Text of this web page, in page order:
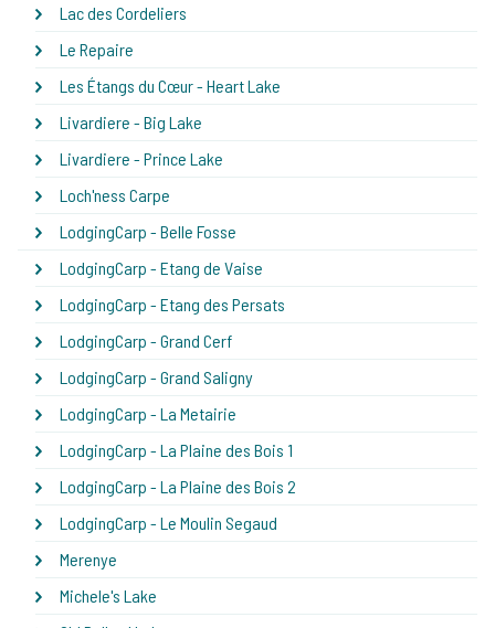
Lac des Cordeliers
Le Repaire
Les Étangs du Cœur - Heart Lake
Livardiere - Big Lake
Livardiere - Prince Lake
Loch'ness Carpe
LodgingCarp - Belle Fosse
LodgingCarp - Etang de Vaise
LodgingCarp - Etang des Persats
LodgingCarp - Grand Cerf
LodgingCarp - Grand Saligny
LodgingCarp - La Metairie
LodgingCarp - La Plaine des Bois 1
LodgingCarp - La Plaine des Bois 2
LodgingCarp - Le Moulin Segaud
Merenye
Michele's Lake